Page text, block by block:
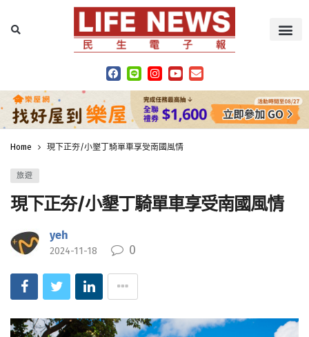
Home 現下正夯/小墾丁騎單車享受南國風情
旅遊
現下正夯/小墾丁騎單車享受南國風情
yeh
2024-11-18 0